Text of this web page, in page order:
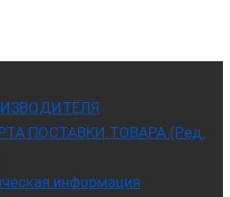
ПОСТАВКИ ТОВАРА (Ред.
информация